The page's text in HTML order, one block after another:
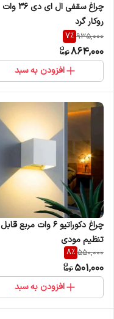
چراغ سقفی ال ای دی 36 وات
روکار گرد
935,000
7%
864,000
افزودن به سبد
چراغ دکوراتیو ۶ وات مربع قابل
تنظیم مودی
550,000
8%
501,000
افزودن به سبد